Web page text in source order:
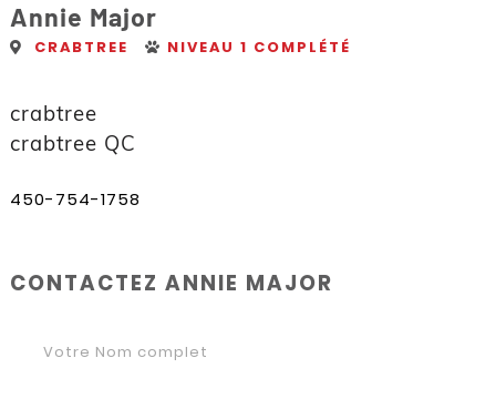
Annie Major
CRABTREE NIVEAU 1 COMPLÉTÉ
crabtree
crabtree QC
450-754-1758
CONTACTEZ ANNIE MAJOR